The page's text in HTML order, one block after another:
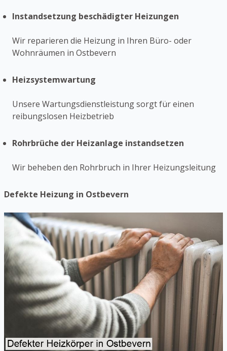
Instandsetzung beschädigter Heizungen
Wir reparieren die Heizung in Ihren Büro- oder
Wohnräumen in Ostbevern
Heizsystemwartung
Unsere Wartungsdienstleistung sorgt für einen
reibungslosen Heizbetrieb
Rohrbrüche der Heizanlage instandsetzen
Wir beheben den Rohrbruch in Ihrer Heizungsleitung
Defekte Heizung in Ostbevern